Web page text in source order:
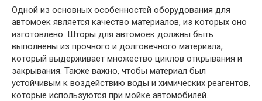
Одной из основных особенностей оборудования для
автомоек является качество материалов, из которых оно
изготовлено. Шторы для автомоек должны быть
выполнены из прочного и долговечного материала,
который выдерживает множество циклов открывания и
закрывания. Также важно, чтобы материал был
устойчивым к воздействию воды и химических реагентов,
которые используются при мойке автомобилей.